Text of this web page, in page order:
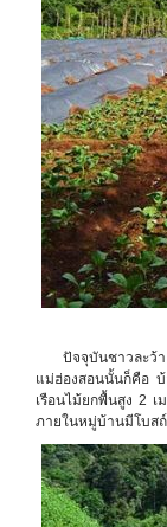
ปัจจุบันชาวละว้า
แม่ฮ่องสอนนั้นก็คือ
เรือนไม้ยกพื้นสูง 2
ภายในหมู่บ้านมีโบส